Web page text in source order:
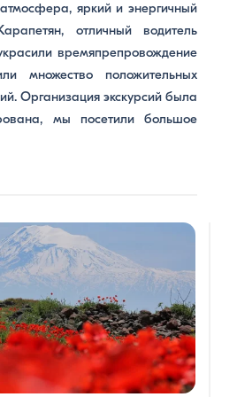
яркий и энергичный
отличный водитель
времяпрепровождение
множество положительных
Организация экскурсий была
мы посетили большое
в этой чудесной стране!